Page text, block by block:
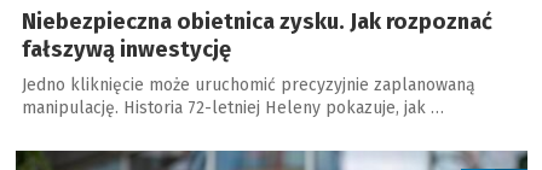
Niebezpieczna obietnica zysku. Jak rozpoznać
fałszywą inwestycję
Jedno kliknięcie może uruchomić precyzyjnie zaplanowaną
manipulację. Historia 72-letniej Heleny pokazuje, jak …
a